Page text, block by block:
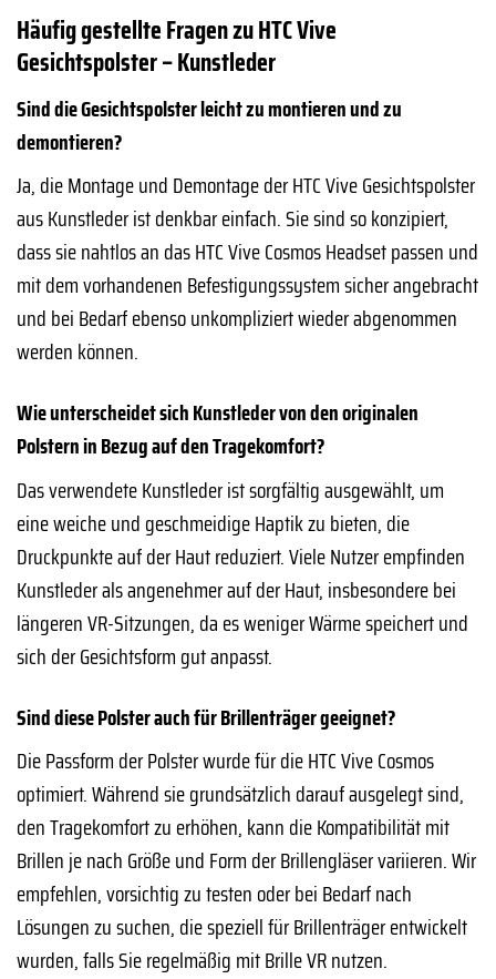
Häufig gestellte Fragen zu HTC Vive
Gesichtspolster – Kunstleder
Sind die Gesichtspolster leicht zu montieren und zu
demontieren?
Ja, die Montage und Demontage der HTC Vive Gesichtspolster
aus Kunstleder ist denkbar einfach. Sie sind so konzipiert,
dass sie nahtlos an das HTC Vive Cosmos Headset passen und
mit dem vorhandenen Befestigungssystem sicher angebracht
und bei Bedarf ebenso unkompliziert wieder abgenommen
werden können.
Wie unterscheidet sich Kunstleder von den originalen
Polstern in Bezug auf den Tragekomfort?
Das verwendete Kunstleder ist sorgfältig ausgewählt, um
eine weiche und geschmeidige Haptik zu bieten, die
Druckpunkte auf der Haut reduziert. Viele Nutzer empfinden
Kunstleder als angenehmer auf der Haut, insbesondere bei
längeren VR-Sitzungen, da es weniger Wärme speichert und
sich der Gesichtsform gut anpasst.
Sind diese Polster auch für Brillenträger geeignet?
Die Passform der Polster wurde für die HTC Vive Cosmos
optimiert. Während sie grundsätzlich darauf ausgelegt sind,
den Tragekomfort zu erhöhen, kann die Kompatibilität mit
Brillen je nach Größe und Form der Brillengläser variieren. Wir
empfehlen, vorsichtig zu testen oder bei Bedarf nach
Lösungen zu suchen, die speziell für Brillenträger entwickelt
wurden, falls Sie regelmäßig mit Brille VR nutzen.